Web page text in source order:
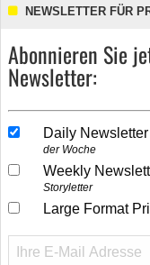
NEWSLETTER FÜR
Abonnieren Sie
Newsletter:
Daily Newsletter
der Woche
Weekly
Storyletter
Large Format